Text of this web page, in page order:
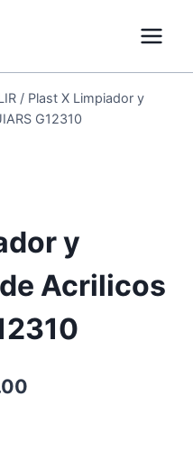
/ Plast X Limpiador y
G12310
y
Acrilicos